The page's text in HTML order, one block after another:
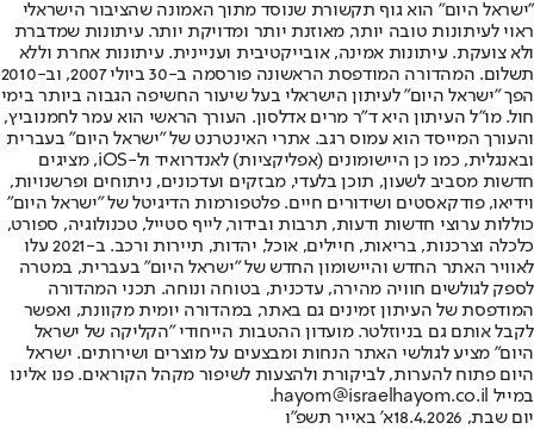
"ישראל היום" הוא גוף תקשורת שנוסד מתוך האמונה שהציבור הישראלי
ראוי לעיתונות טובה יותר, מאוזנת יותר ומדויקת יותר. עיתונות שמדברת
ולא צועקת. עיתונות אמינה, אובייקטיבית ועניינית. עיתונות אחרת וללא
תשלום. המהדורה המודפסת הראשונה פורסמה ב-30 ביולי 2007, וב-2010
הפך "ישראל היום" לעיתון הישראלי בעל שיעור החשיפה הגבוה ביותר בימי
חול. מו"ל העיתון היא ד"ר מרים אדלסון. העורך הראשי הוא עמר לחמנוביץ,
והעורך המייסד הוא עמוס רגב. אתרי האינטרנט של "ישראל היום" בעברית
ובאנגלית, כמו כן היישומונים (אפליקציות) לאנדרואיד ול-iOS, מציגים
חדשות מסביב לשעון, תוכן בלעדי, מבזקים ועדכונים, ניתוחים ופרשנויות,
וידיאו, פודקאסטים ושידורים חיים. פלטפורמות הדיגיטל של "ישראל היום"
כוללות ערוצי חדשות ודעות, תרבות ובידור, לייף סטייל, טכנולוגיה, ספורט,
כלכלה וצרכנות, בריאות, חיילים, אוכל, יהדות, תיירות ורכב. ב-2021 עלו
לאוויר האתר החדש והיישומון החדש של "ישראל היום" בעברית, במטרה
לספק לגולשים חוויה מהירה, עדכנית, בטוחה ונוחה. תכני המהדורה
המודפסת של העיתון זמינים גם באתר, במהדורה יומית מקוונת, ואפשר
לקבל אותם גם בניוזלטר. מועדון ההטבות הייחודי "הקליקה של ישראל
היום" מציע לגולשי האתר הנחות ומבצעים על מוצרים ושירותים. ישראל
היום פתוח להערות, לביקורת ולהצעות לשיפור מקהל הקוראים. פנו אלינו
במייל hayom@israelhayom.co.il.
יום שבת, 18.4.2026
א' באייר תשפ"ו